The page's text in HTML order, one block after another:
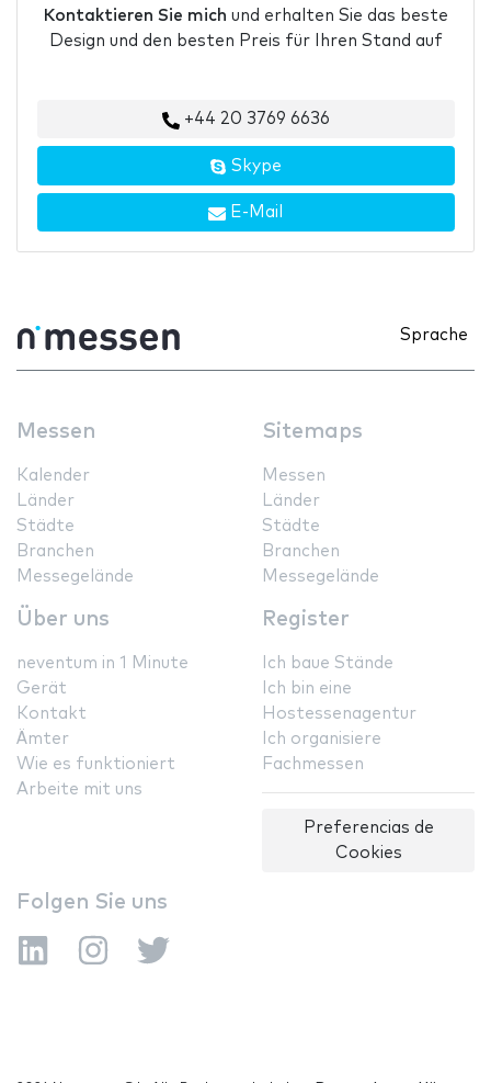
Kontaktieren Sie mich und erhalten Sie das beste
Design und den besten Preis für Ihren Stand auf
+44 20 3769 6636
Skype
E-Mail
Sprache
Messen
Kalender
Länder
Städte
Branchen
Messegelände
Sitemaps
Messen
Länder
Städte
Branchen
Messegelände
Über uns
neventum in 1 Minute
Gerät
Kontakt
Ämter
Wie es funktioniert
Arbeite mit uns
Register
Ich baue Stände
Ich bin eine
Hostessenagentur
Ich organisiere
Fachmessen
Preferencias de
Cookies
Folgen Sie uns